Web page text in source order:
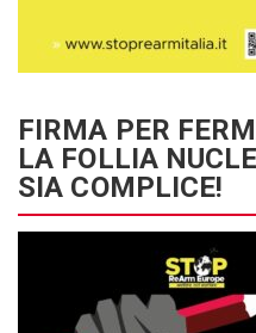
FIRMA PER
LA FOLLIA
SIA COMPLICE!